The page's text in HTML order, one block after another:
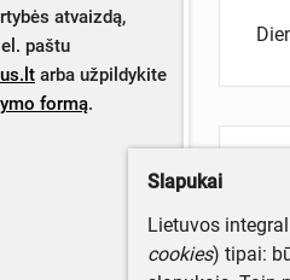
atvaizdą,
paštu
arba užpildykite
formą.
Slapukai
Lietuvos
cookies) tipai: